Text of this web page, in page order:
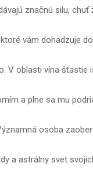
značnú silu, chuť
vám dohadzuje
V oblasti vína šťastie
a plne sa mu
osoba
a astrálny svet